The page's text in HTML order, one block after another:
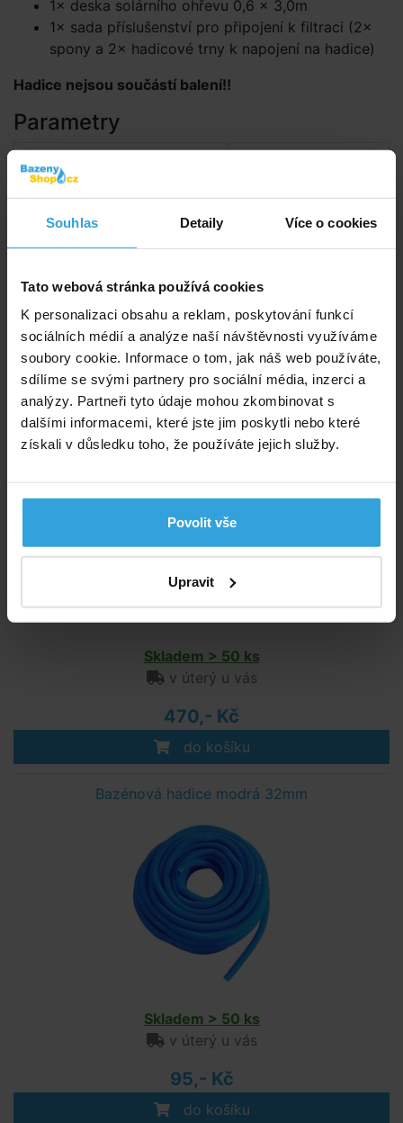
Souhlas Detaily Více o cookies
Tato webová stránka používá cookies
K personalizaci obsahu a reklam, poskytování funkcí
sociálních médií a analýze naší návštěvnosti využíváme
soubory cookie. Informace o tom, jak náš web používáte,
sdílíme se svými partnery pro sociální média, inzerci a
analýzy. Partneři tyto údaje mohou zkombinovat s
dalšími informacemi, které jste jim poskytli nebo které
získali v důsledku toho, že používáte jejich služby.
Povolit vše
Upravit
1× deska solárního ohřevu 0,6 × 3,0m
1× sada příslušenství pro připojení k filtraci (2×
spony a 2× hadicové trny k napojení na hadice)
Hadice nejsou součástí balení!!
Parametry
Typ ohřevu:
Dokumenty ke stažení
CZ
Výrobce: Marimex CZ, s.r.o, Libušská 256, 142 00 Praha 4, CZ,
shop@marimex.cz
Doporučené příslušenství (3)
Obtočný ventil 32/38mm
Skladem > 50 ks
v úterý u vás
470,- Kč
do košíku
Bazénová hadice modrá 32mm
Skladem > 50 ks
v úterý u vás
95,- Kč
do košíku